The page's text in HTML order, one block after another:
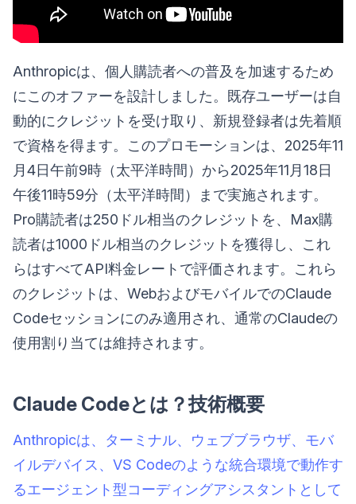
Anthropicは、個人購読者への普及を加速するため
にこのオファーを設計しました。既存ユーザーは自
動的にクレジットを受け取り、新規登録者は先着順
で資格を得ます。このプロモーションは、2025年11
月4日午前9時（太平洋時間）から2025年11月18日
午後11時59分（太平洋時間）まで実施されます。
Pro購読者は250ドル相当のクレジットを、Max購
読者は1000ドル相当のクレジットを獲得し、これ
らはすべてAPI料金レートで評価されます。これら
のクレジットは、WebおよびモバイルでのClaude
Codeセッションにのみ適用され、通常のClaudeの
使用割り当ては維持されます。
Claude Codeとは？技術概要
Anthropicは、ターミナル、ウェブブラウザ、モバ
イルデバイス、VS Codeのような統合環境で動作す
るエージェント型コーディングアシスタントとして